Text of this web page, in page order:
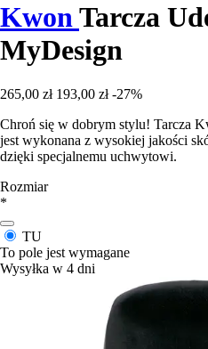
KwonTarcza
MyDesign
265,00 zł 193,00 zł -27%
Chroń się w dobrym stylu! Tarcza
jest wykonana z wysokiej jakości
dzięki specjalnemu uchwytowi.
Rozmiar
*
TU
To pole jest wymagane
Wysyłka w 4 dni